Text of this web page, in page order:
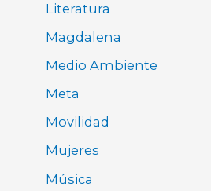
Literatura
Magdalena
Medio Ambiente
Meta
Movilidad
Mujeres
Música